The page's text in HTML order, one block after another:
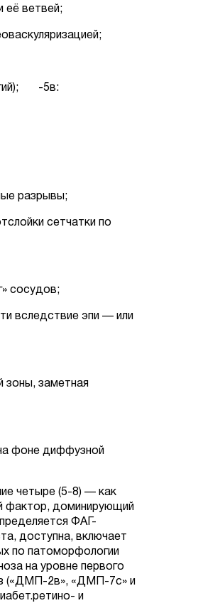
-5в:
разрывы;
сетчатки по
вследствие эпи — или
зоны, заметная
фоне диффузной
четыре (5-8) — как
фактор, доминирующий
ФАГ-
доступна, включает
по патоморфологии
на уровне первого
(«ДМП-2в», «ДМП-7с» и
и